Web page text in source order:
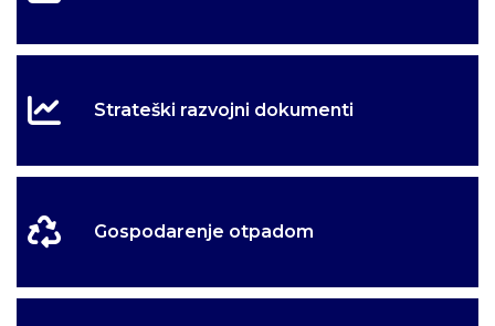
Strateški razvojni dokumenti
Gospodarenje otpadom